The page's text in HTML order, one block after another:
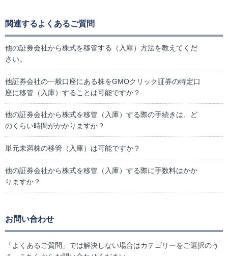
関連するよくあるご質問
他の証券会社から株式を移管する（入庫）方法を教えてくだ
さい。
他証券会社の一般口座にある株をGMOクリック証券の特定口
座に移管（入庫）することは可能ですか？
他の証券会社から株式を移管（入庫）する際の手続きは、ど
のくらい時間がかかりますか？
単元未満株の移管（入庫）は可能ですか？
他の証券会社から株式を移管（入庫）する際に手数料はかか
りますか？
お問い合わせ
「よくあるご質問」では解決しない場合はカテゴリーをご選択のう